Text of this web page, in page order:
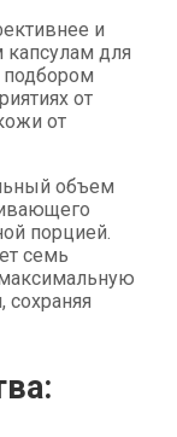
и
капсулам для
подбором
от
от
объем
порцией.
семь